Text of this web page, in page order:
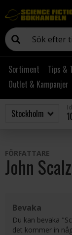
Sortiment Tips &
Outlet & Kampanjer
FÖRFATTARE
John
Bevaka
Du kan bevaka
det kommer in